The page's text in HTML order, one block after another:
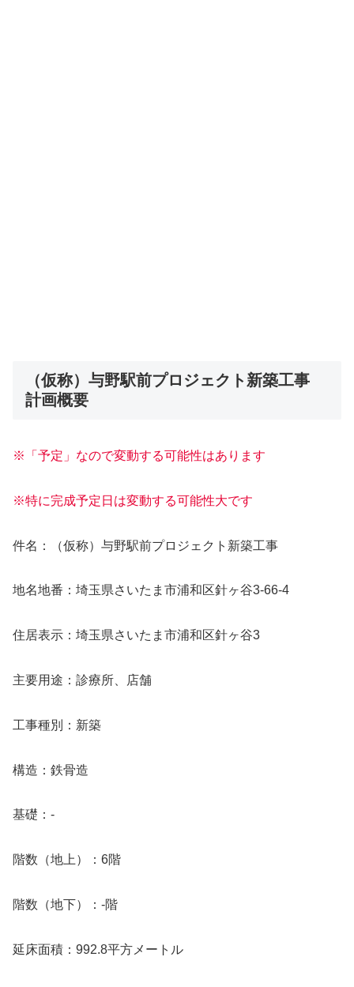
（仮称）与野駅前プロジェクト新築工事
計画概要
※「予定」なので変動する可能性はあります
※特に完成予定日は変動する可能性大です
件名：（仮称）与野駅前プロジェクト新築工事
地名地番：埼玉県さいたま市浦和区針ヶ谷3-66-4
住居表示：埼玉県さいたま市浦和区針ヶ谷3
主要用途：診療所、店舗
工事種別：新築
構造：鉄骨造
基礎：-
階数（地上）：6階
階数（地下）：-階
延床面積：992.8平方メートル